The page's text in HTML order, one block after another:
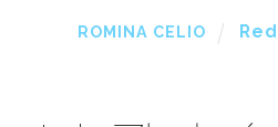
ROMINA CELIO